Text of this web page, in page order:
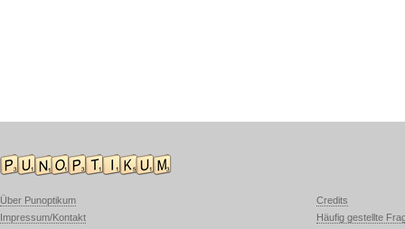
Über Punoptikum
Impressum/Kontakt
Credits
Häufig gestellte